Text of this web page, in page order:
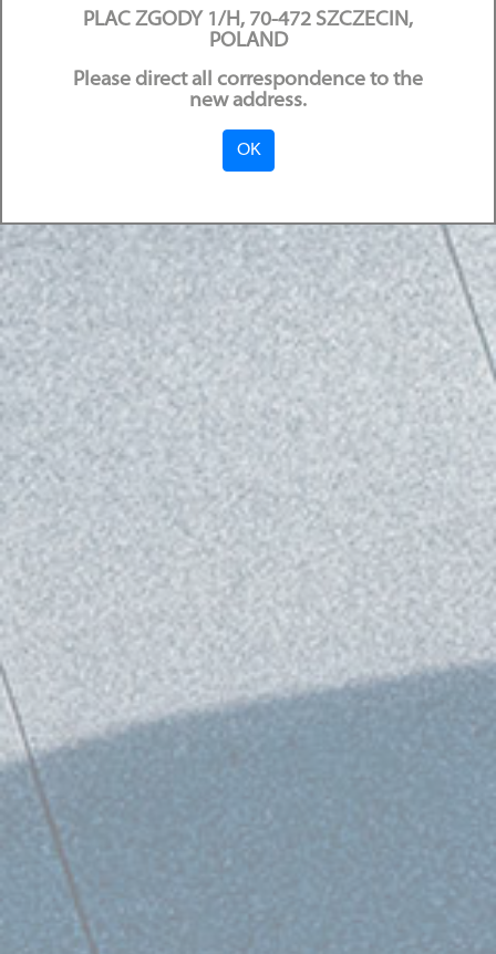
10.07.2017
PLAC ZGODY 1/H, 70-472 SZCZECIN,
POLAND
Please direct all correspondence to the
new address.
OK